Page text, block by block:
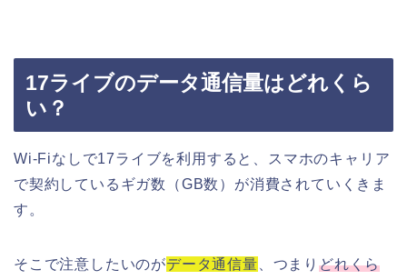
17ライブのデータ通信量はどれくら
い？
Wi-Fiなしで17ライブを利用すると、スマホのキャリア
で契約しているギガ数（GB数）が消費されていくきま
す。
そこで注意したいのがデータ通信量 、つまりどれくら